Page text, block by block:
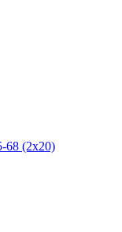
68 (2х20)